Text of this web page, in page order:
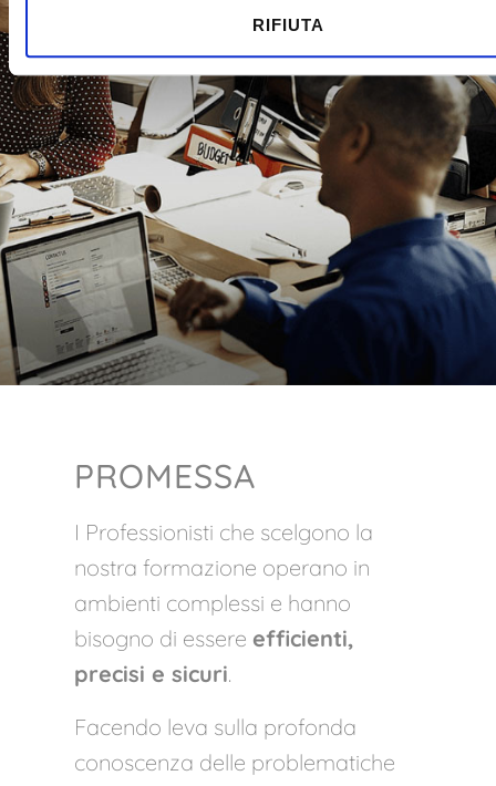
RIFIUTA
PROMESSA
I Professionisti che scelgono la
nostra formazione operano in
ambienti complessi e hanno
bisogno di essere efficienti,
precisi e sicuri.
Facendo leva sulla profonda
conoscenza delle problematiche